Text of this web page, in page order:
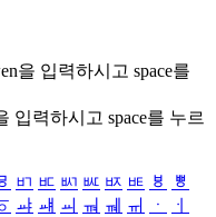
을 입력하시고 space를
입력하시고 space를 누르
ㅲ ㅳ ㅴ ㅵ ㅶ ㅷ ㅸ
ㅹ
ㆇ ㆈ ㆉ ㆊ ㆋ ㆌ ㆍ
ㆎ